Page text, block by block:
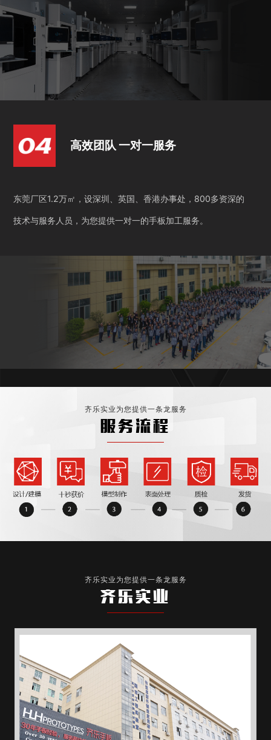
高效团队 一对一服务
东莞厂区1.2万㎡，设深圳、英国、香港办事处，800多资深的
技术与服务人员，为您提供一对一的手板加工服务。
齐乐实业为您提供一条龙服务
服务流程
齐乐实业为您提供一条龙服务
齐乐实业